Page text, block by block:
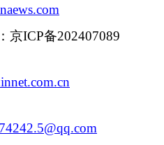
京ICP备202407089